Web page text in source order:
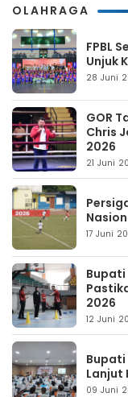
OLAHRAGA
FPBL
Unjuk
28 Juni
GOR
Chris
2026
21 Juni
17 Juni
Bupati
2026
12 Juni
Bupati
Lanjut
09 Juni